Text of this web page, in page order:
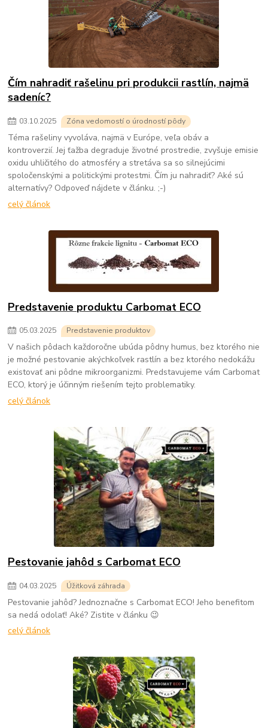
Čím nahradiť rašelinu pri produkcii rastlín, najmä
sadeníc?
03.10.2025 Zóna vedomostí o úrodností pôdy
Téma rašeliny vyvoláva, najmä v Európe, veľa obáv a
kontroverzií. Jej ťažba degraduje životné prostredie, zvyšuje emisie
oxidu uhličitého do atmosféry a stretáva sa so silnejúcimi
spoločenskými a politickými protestmi. Čím ju nahradiť? Aké sú
alternatívy? Odpoveď nájdete v článku. ;-)
celý článok
Predstavenie produktu Carbomat ECO
05.03.2025 Predstavenie produktov
V našich pôdach každoročne ubúda pôdny humus, bez ktorého nie
je možné pestovanie akýchkoľvek rastlín a bez ktorého nedokážu
existovať ani pôdne mikroorganizmi. Predstavujeme vám Carbomat
ECO, ktorý je účinným riešením tejto problematiky.
celý článok
Pestovanie jahôd s Carbomat ECO
04.03.2025 Úžitková záhrada
Pestovanie jahôd? Jednoznačne s Carbomat ECO! Jeho benefitom
sa nedá odolať! Aké? Zistite v článku 😉
celý článok